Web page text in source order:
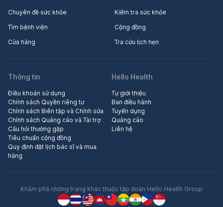
Chuyên đề sức khỏe
Kiểm tra sức khỏe
Tìm bệnh viện
Cộng đồng
Cửa hàng
Tra cứu lịch hẹn
Thông tin
Điều khoản sử dụng
Chính sách Quyền riêng tư
Chính sách Biên tập và Chỉnh sửa
Chính sách Quảng cáo và Tài trợ
Câu hỏi thường gặp
Tiêu chuẩn cộng đồng
Quy định đặt lịch bác sĩ và mua
hàng
Hello Health
Tự giới thiệu
Ban điều hành
Tuyển dụng
Quảng cáo
Liên hệ
Khám phá những trang khác thuộc tập đoàn Hello Health Group